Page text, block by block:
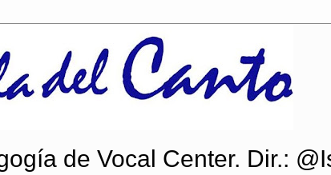
de Vocal Center. Dir.: